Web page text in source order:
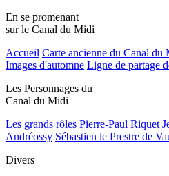
En se promenant
sur le Canal du Midi
Accueil Carte ancienne du Canal du
Images d'automne Ligne de partage
Les Personnages du
Canal du Midi
Les grands rôles Pierre-Paul Riquet
Andréossy Sébastien le Prestre de
Divers